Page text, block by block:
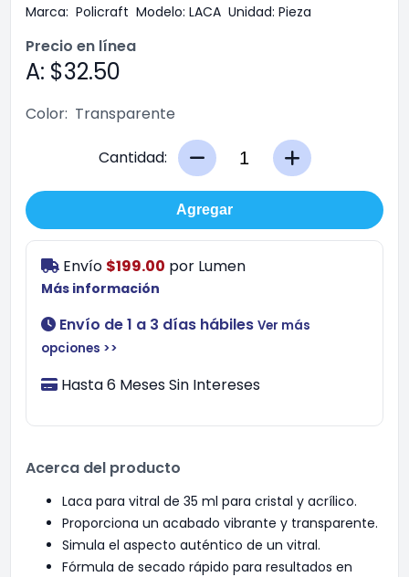
Marca: Policraft Modelo: LACA Unidad: Pieza
Precio en línea
A: $32.50
Color: Transparente
Cantidad:
Agregar
Envío $199.00 por Lumen
Más información
Envío de 1 a 3 días hábiles Ver más
opciones >>
Hasta 6 Meses Sin Intereses
Acerca del producto
Laca para vitral de 35 ml para cristal y acrílico.
Proporciona un acabado vibrante y transparente.
Simula el aspecto auténtico de un vitral.
Fórmula de secado rápido para resultados en